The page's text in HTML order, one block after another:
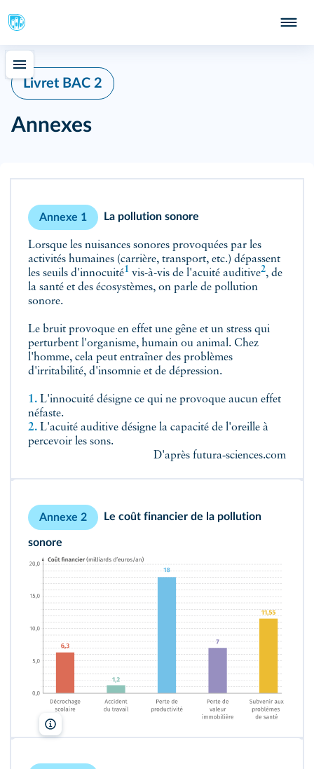
Livret BAC 2
Annexes
Annexe 1 La pollution sonore
Lorsque les nuisances sonores provoquées par les
activités humaines (carrière, transport, etc.) dépassent
les seuils d'innocuité1 vis-à-vis de l'acuité auditive2, de
la santé et des écosystèmes, on parle de pollution
sonore.
Le bruit provoque en effet une gêne et un stress qui
perturbent l'organisme, humain ou animal. Chez
l'homme, cela peut entraîner des problèmes
d'irritabilité, d'insomnie et de dépression.
1. L'innocuité désigne ce qui ne provoque aucun effet
néfaste.
2. L'acuité auditive désigne la capacité de l'oreille à
percevoir les sons.
D'après futura‑sciences.com
Annexe 2 Le coût financier de la pollution
sonore